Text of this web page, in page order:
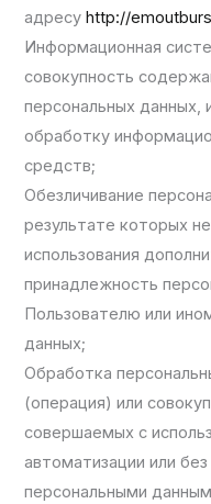
адресуhttp://
Информационная
совокупность
персональных данных,
обработку
средств;
Обезличивание
результате которых
использования
принадлежность
Пользователю или
данных;
Обработка
(операция) или
совершаемых с
автоматизации или
персональными